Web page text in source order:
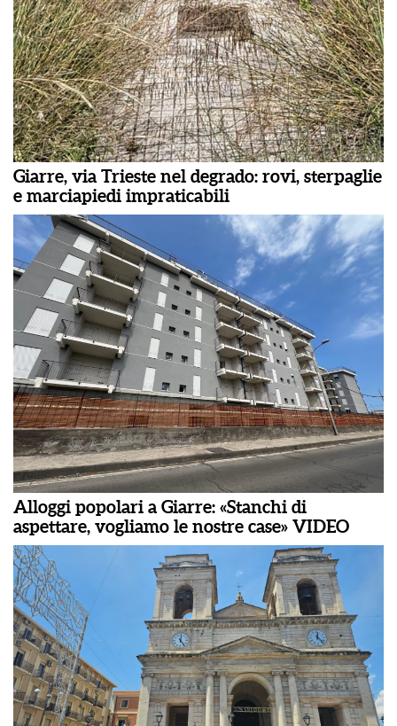
Giarre, via Trieste nel degrado: rovi, sterpaglie
e marciapiedi impraticabili
Alloggi popolari a Giarre: «Stanchi di
aspettare, vogliamo le nostre case» VIDEO